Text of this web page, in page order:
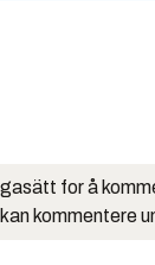
for å
kommentere